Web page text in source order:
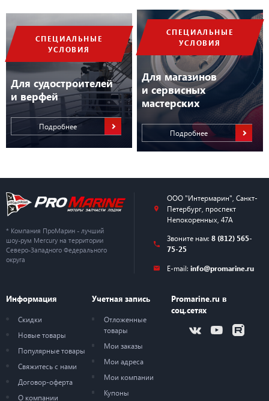
СПЕЦИАЛЬНЫЕ
УСЛОВИЯ
Для судостроителей
и верфей
Подробнее
СПЕЦИАЛЬНЫЕ
УСЛОВИЯ
Для магазинов
и сервисных
мастерских
Подробнее
* Компания ПроМарин - лучший
шоу-рум Mercury на территории
Северо-Западного Федерального
округа
ООО "Интермарин" Санкт-
Петербург, проспект
Непокоренных, 47А
Звоните нам: 8 (812) 565-
75-25
E-mail: info@promarine.ru
Информация
Скидки
Новые товары
Популярные товары
Свяжитесь с нами
Договор-оферта
О компании
Учетная запись
Отложенные
товары
Мои заказы
Мои адреса
Мои компании
Купоны
Promarine.ru в
соц.сетях